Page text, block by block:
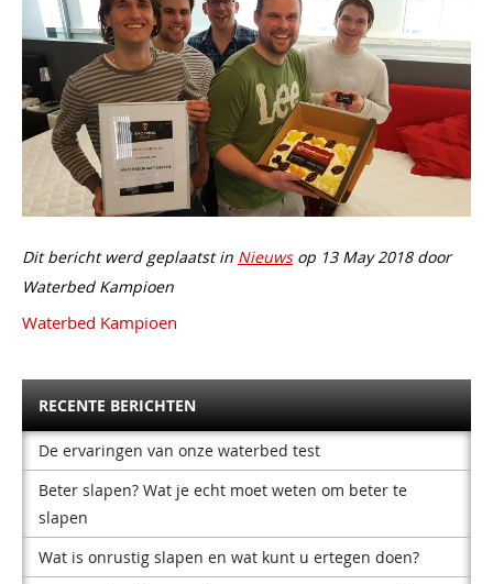
Dit bericht werd geplaatst in Nieuwsop 13 May 2018 door
Waterbed Kampioen
Waterbed Kampioen
RECENTE BERICHTEN
De ervaringen van onze waterbed test
Beter slapen? Wat je echt moet weten om beter te
slapen
Wat is onrustig slapen en wat kunt u ertegen doen?